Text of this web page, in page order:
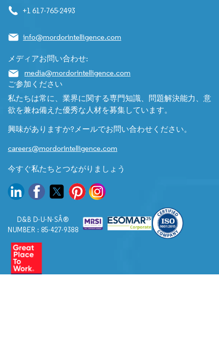
+1 617-765-2493
info@mordorintelligence.com
メディアお問い合わせ:
media@mordorintelligence.com
ご参加ください
私たちは常に、業界に関する専門知識、問題解決能力、意
欲を兼ね備えた優秀な人材を募集しています。
興味がありますか?メールでお問い合わせください。
careers@mordorintelligence.com
今すぐ私たちとつながりましょう
D&B D-U-N-SÂ®
NUMBER : 85-427-9388